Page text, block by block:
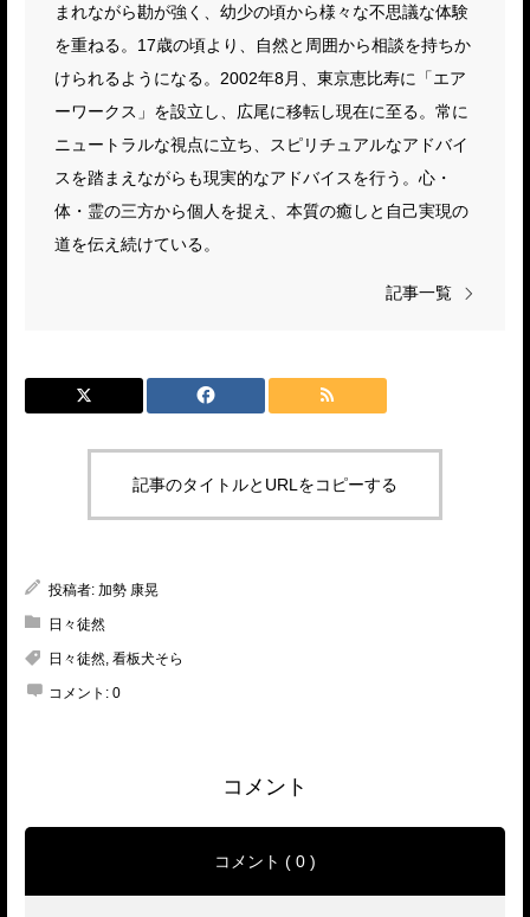
まれながら勘が強く、幼少の頃から様々な不思議な体験
を重ねる。17歳の頃より、自然と周囲から相談を持ちか
けられるようになる。2002年8月、東京恵比寿に「エア
ーワークス」を設立し、広尾に移転し現在に至る。常に
ニュートラルな視点に立ち、スピリチュアルなアドバイ
スを踏まえながらも現実的なアドバイスを行う。心・
体・霊の三方から個人を捉え、本質の癒しと自己実現の
道を伝え続けている。
記事一覧
記事のタイトルとURLをコピーする
投稿者: 加勢 康晃
日々徒然
日々徒然 看板犬そら
コメント: 0
コメント
コメント ( 0 )